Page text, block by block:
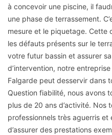
à concevoir une piscine, il
une phase de terrassement.
mesure et le piquetage. Cette
les défauts présents sur le
votre futur bassin et assurer
d’intervention, notre
Falgarde peut desservir dans
Question fiabilité, nous avons
plus de 20 ans d’activité. Nos
professionnels très aguerris
d’assurer des prestations